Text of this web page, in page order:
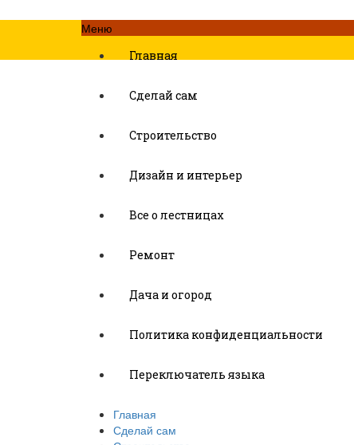
Меню
Главная
Сделай сам
Строительство
Дизайн и интерьер
Все о лестницах
Ремонт
Дача и огород
Политика конфиденциальности
Переключатель языка
Главная
Сделай сам